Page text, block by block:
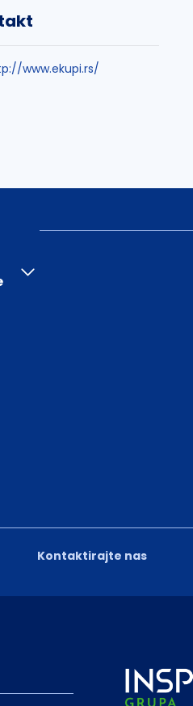
www.ekupi.rs/
Kontaktirajte nas